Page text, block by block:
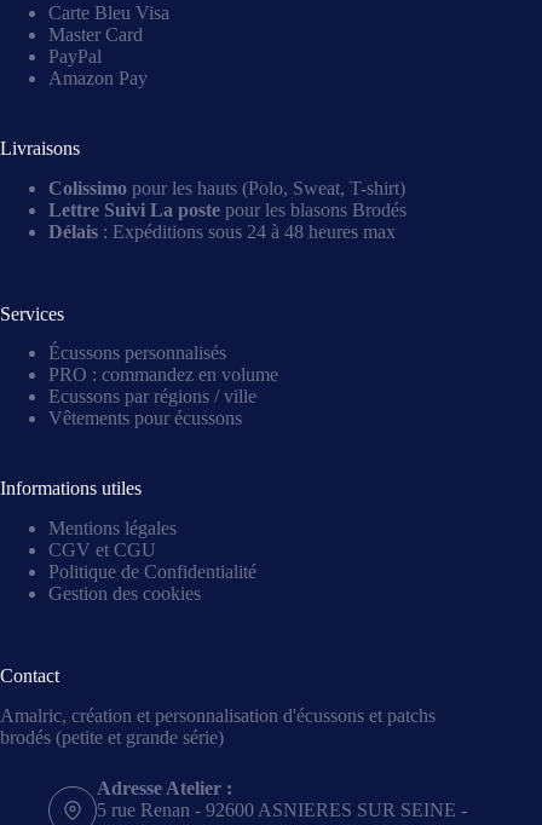
Carte Bleu Visa
Master Card
PayPal
Amazon Pay
Livraisons
Colissimo pour les hauts (Polo, Sweat, T-shirt)
Lettre Suivi La poste pour les blasons Brodés
Délais : Expéditions sous 24 à 48 heures max
Services
Écussons personnalisés
PRO : commandez en volume
Ecussons par régions / ville
Vêtements pour écussons
Informations utiles
Mentions légales
CGV et CGU
Politique de Confidentialité
Gestion des cookies
Contact
Amalric, création et personnalisation d'écussons et patchs
brodés (petite et grande série)
Adresse Atelier :
5 rue Renan - 92600 ASNIERES SUR SEINE -